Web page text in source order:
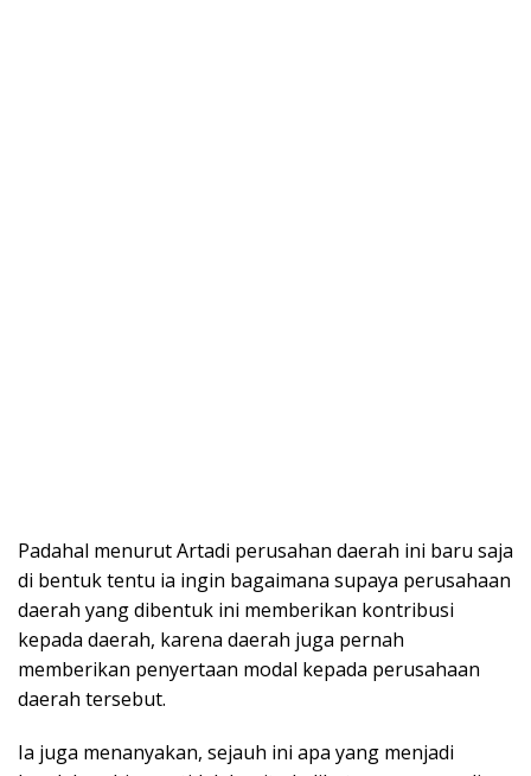
Padahal menurut Artadi perusahan daerah ini baru saja
di bentuk tentu ia ingin bagaimana supaya perusahaan
daerah yang dibentuk ini memberikan kontribusi
kepada daerah, karena daerah juga pernah
memberikan penyertaan modal kepada perusahaan
daerah tersebut.
Ia juga menanyakan, sejauh ini apa yang menjadi